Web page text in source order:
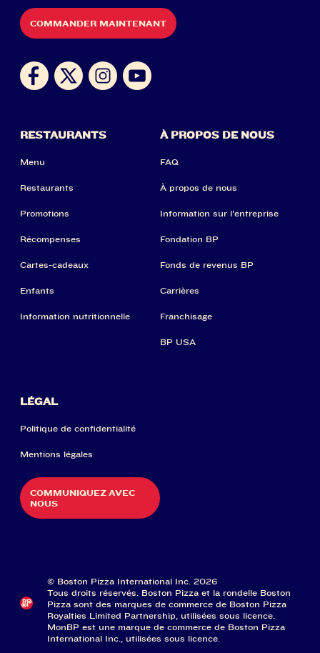
COMMANDER MAINTENANT
RESTAURANTS
Menu
Restaurants
Promotions
Récompenses
Cartes-cadeaux
Enfants
Information nutritionnelle
À PROPOS DE NOUS
FAQ
À propos de nous
Information sur l'entreprise
Fondation BP
Fonds de revenus BP
Carrières
Franchisage
BP USA
LÉGAL
Politique de confidentialité
Mentions légales
COMMUNIQUEZ AVEC
NOUS
© Boston Pizza International Inc. 2026
Tous droits réservés. Boston Pizza et la rondelle Boston
Pizza sont des marques de commerce de Boston Pizza
Royalties Limited Partnership, utilisées sous licence.
MonBP est une marque de commerce de Boston Pizza
International Inc., utilisées sous licence.